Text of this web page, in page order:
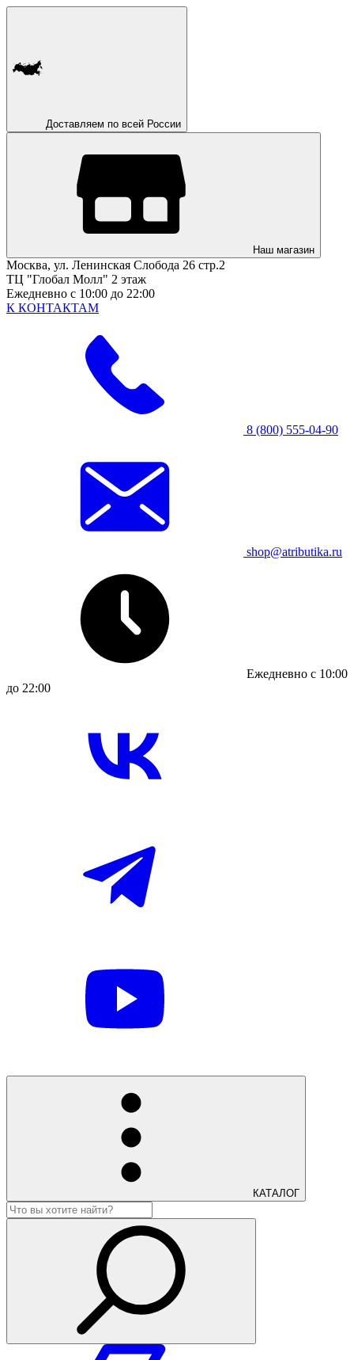
Доставляем по всей России
Наш магазин
Москва, ул. Ленинская Слобода 26 стр.2
ТЦ "Глобал Молл" 2 этаж
Ежедневно с 10:00 до 22:00
К КОНТАКТАМ
8 (800) 555-04-90
shop@atributika.ru
Ежедневно с 10:00
до 22:00
КАТАЛОГ